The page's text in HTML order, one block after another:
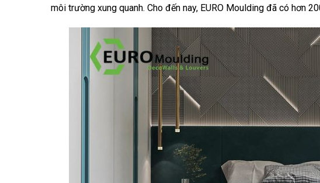
môi trường xung quanh. Cho đến nay, EURO Moulding đã có hơn